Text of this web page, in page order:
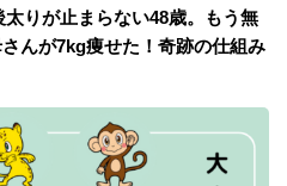
りが止まらない48歳。もう無
んが7kg痩せた！奇跡の仕組み